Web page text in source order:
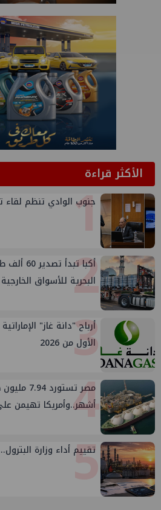
الأكثر قراءة1
جنوب الوادي تنظم لقاء
2
أكبا
البحرية للأسواق الخارجية
3
الأول من 2026
4
أشهر..وأمريكا تهيمن
5
تقييم أداء وزارة